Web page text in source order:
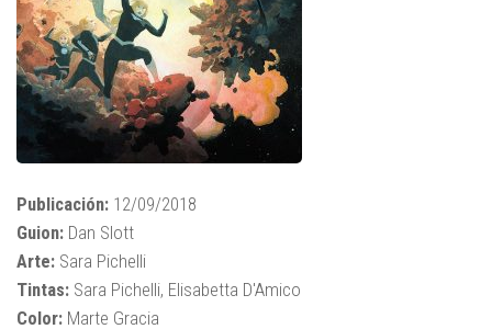
Publicación: 12/09/2018
Guion: Dan Slott
Arte: Sara Pichelli
Tintas: Sara Pichelli, Elisabetta D'Amico
Color: Marte Gracia